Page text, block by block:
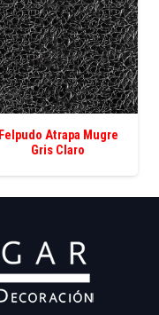
Felpudo Atrapa Mugre
Gris Claro